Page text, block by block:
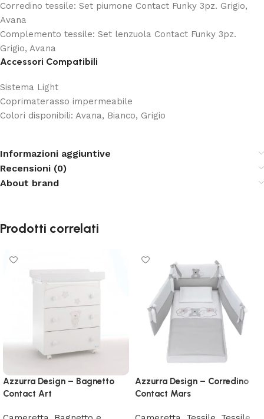
Corredino tessile: Set piumone Contact Funky 3pz. Grigio,
Avana
Complemento tessile: Set lenzuola Contact Funky 3pz.
Grigio, Avana
Accessori Compatibili
Sistema Light
Coprimaterasso impermeabile
Colori disponibili: Avana, Bianco, Grigio
Informazioni aggiuntive
Recensioni (0)
About brand
Prodotti correlati
Azzurra Design – Bagnetto
Contact Art
Azzurra Design – Corredino
Contact Mars